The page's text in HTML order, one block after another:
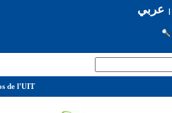
عربي|
de l'UIT